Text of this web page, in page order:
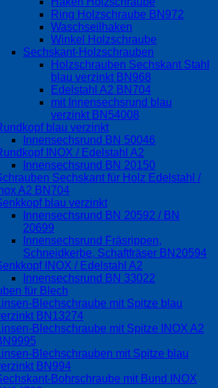
Ring Holzschraube BN972
Waschseilhaken
Winkel Holzschraube
Sechskant-Holzschrauben
Holzschrauben Sechskant Stahl
blau verzinkt BN968
Edelstahl A2 BN704
mit Innensechsrund blau
verzinkt BN54008
blau verzinkt
Innensechsrund BN 50046
INOX / Edelstahl A2
Innensechsrund BN 20150
Sechskant für Holz Edelstahl /
A2 BN704
blau verzinkt
Innensechsrund BN 20592 / BN
20699
Innensechsrund Fräsrippen,
Schneidkerbe, Schaftfräser BN20594
INOX / Edelstahl A2
Innensechsrund BN 33022
für Blech
Linsen-Blechschraube mit Spitze blau
BN13274
Linsen-Blechschraube mit Spitze INOX A2
Linsen-Blechschrauben mit Spitze blau
BN994
Bohrschraube mit Bund INOX